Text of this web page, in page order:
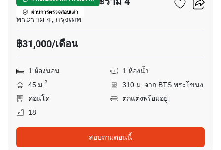
ผ่านการตรวจสอบแล้ว
พระราม 4, กรุงเทพ
฿31,000/เดือน
1 ห้องนอน
1 ห้องน้ำ
45 ม.2
310 ม. จาก BTS พระโขนง
คอนโด
ตกแต่งพร้อมอยู่
18
สอบถามตอนนี้